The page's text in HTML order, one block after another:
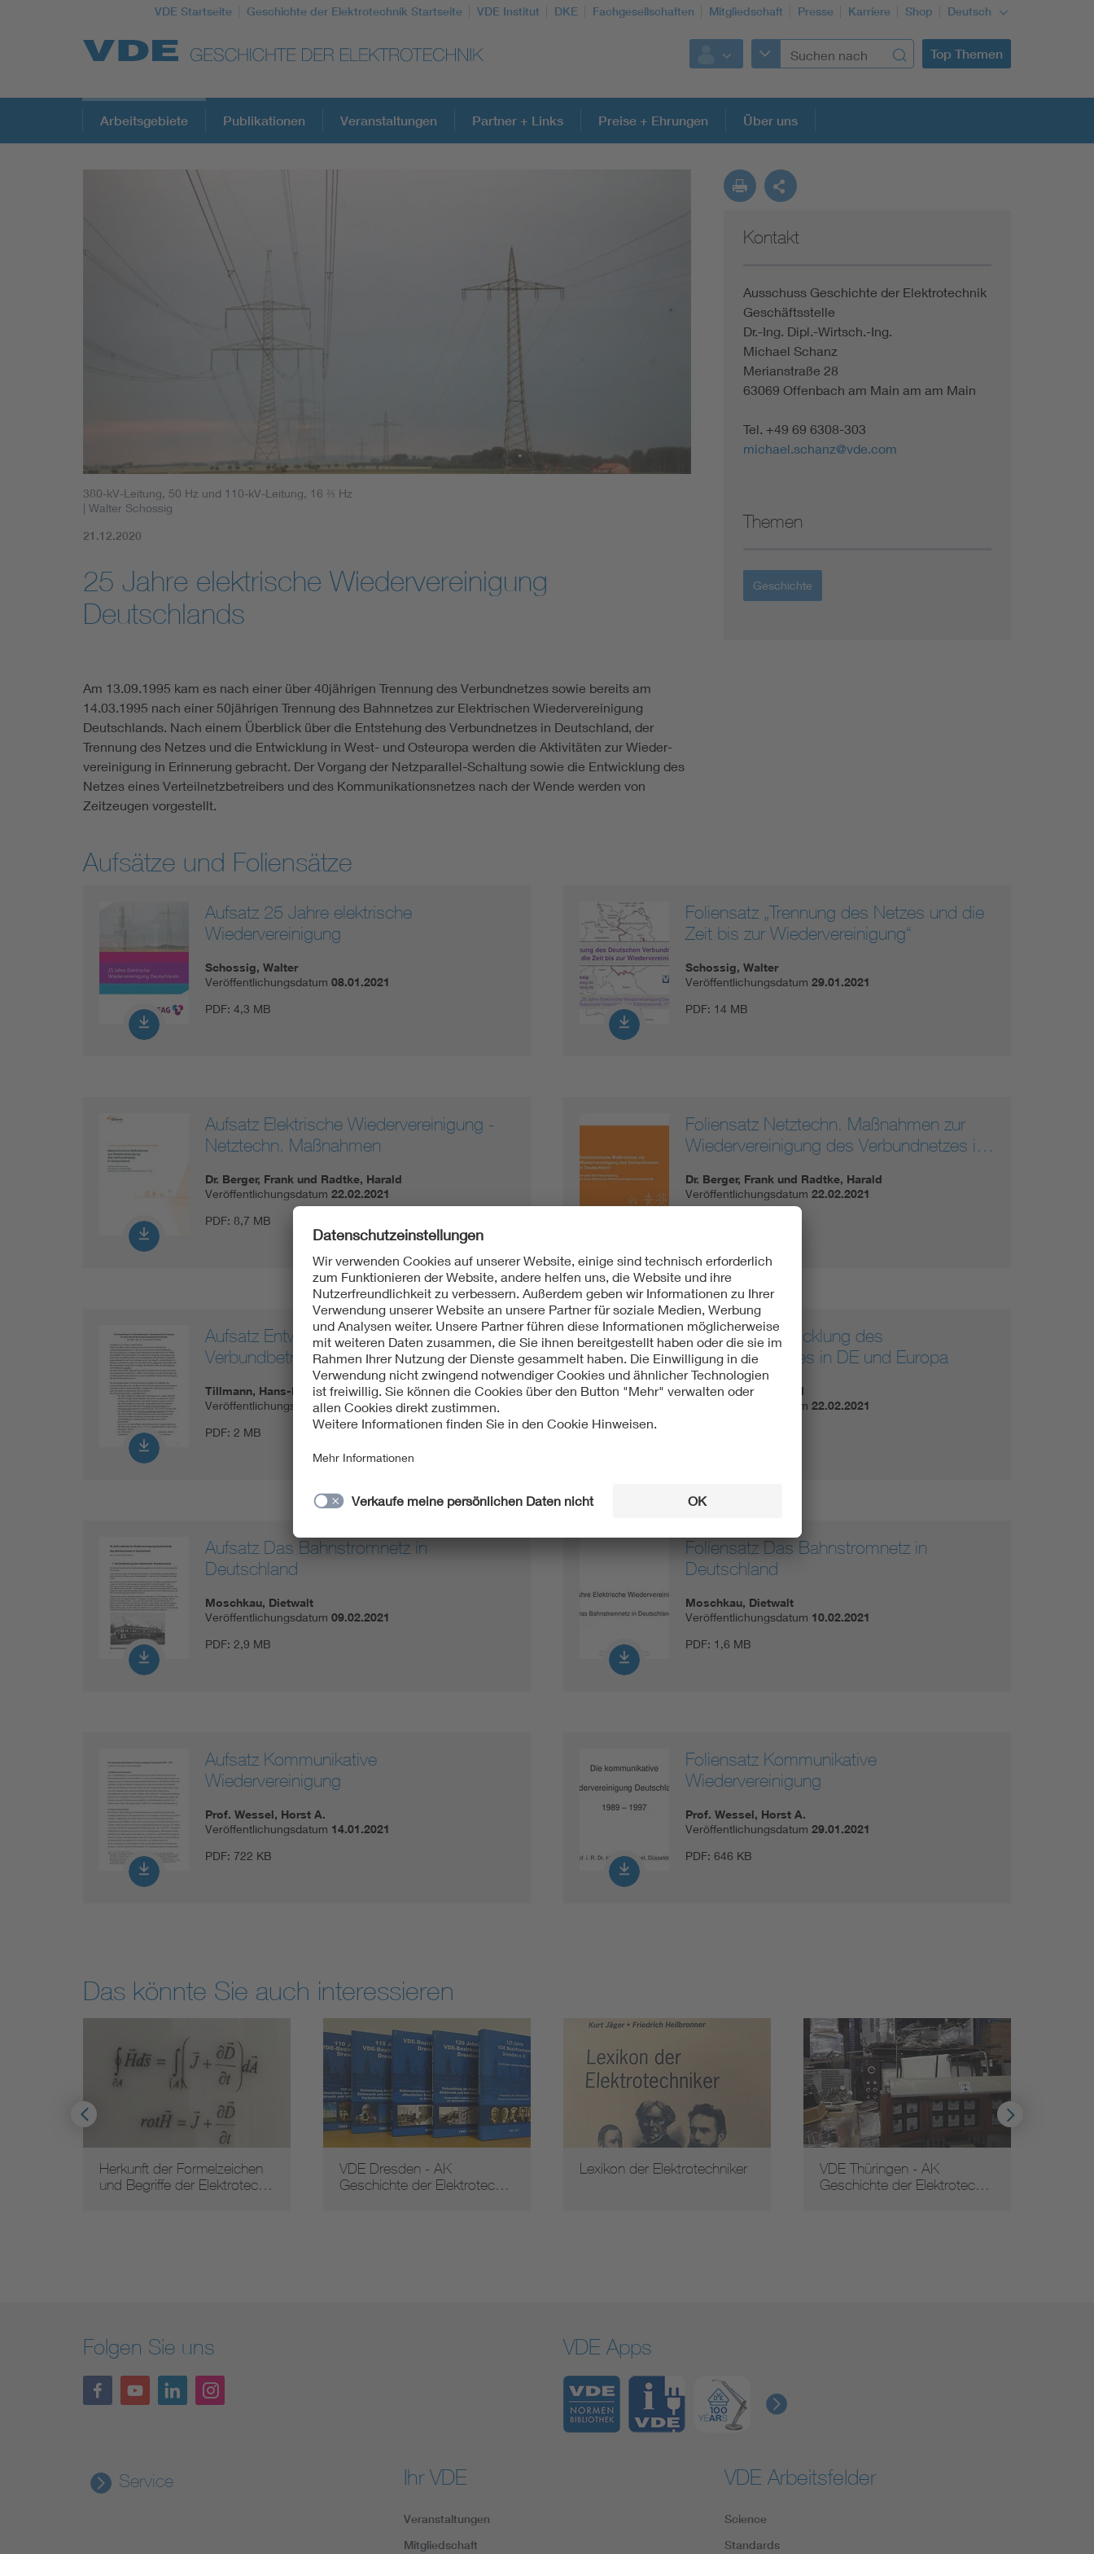
VDE Startseite Geschichte der Elektrotechnik Startseite VDE Institut DKE Fachgesellschaften Mitgliedschaft Presse Karriere Shop Deutsch
Top Themen
Top Themen
Weitere Themen
Arbeitsgebiete Publikationen Veranstaltungen Partner + Links Preise + Ehrungen Über uns
380-kV-Leitung, 50 Hz und 110-kV-Leitung, 16 ⅔ Hz
| Walter Schossig
21.12.2020
25 Jahre elektrische Wiedervereinigung
Deutschlands
Am 13.09.1995 kam es nach einer über 40jährigen Trennung des Verbundnetzes sowie bereits am
14.03.1995 nach einer 50jährigen Trennung des Bahnnetzes zur Elektrischen Wiedervereinigung
Deutschlands. Nach einem Überblick über die Entstehung des Verbundnetzes in Deutschland, der
Trennung des Netzes und die Entwicklung in West- und Osteuropa werden die Aktivitäten zur Wieder-
vereinigung in Erinnerung gebracht. Der Vorgang der Netzparallel-Schaltung sowie die Entwicklung des
Netzes eines Verteilnetzbetreibers und des Kommunikationsnetzes nach der Wende werden von
Zeitzeugen vorgestellt.
Kontakt
Ausschuss Geschichte der Elektrotechnik
Geschäftsstelle
Dr.-Ing. Dipl.-Wirtsch.-Ing.
Michael Schanz
Merianstraße 28
63069 Offenbach am Main am am Main
Tel. +49 69 6308-303
michael.schanz@vde.com
Themen
Geschichte
Aufsätze und Foliensätze
Aufsatz 25 Jahre elektrische
Wiedervereinigung
Schossig, Walter
Veröffentlichungsdatum 08.01.2021
PDF: 4,3 MB
Foliensatz „Trennung des Netzes und die
Zeit bis zur Wiedervereinigung“
Schossig, Walter
Veröffentlichungsdatum 29.01.2021
PDF: 14 MB
Aufsatz Elektrische Wiedervereinigung -
Netztechn. Maßnahmen
Dr. Berger, Frank und Radtke, Harald
Veröffentlichungsdatum 22.02.2021
PDF: 8,7 MB
Foliensatz Netztechn. Maßnahmen zur
Wiedervereinigung des Verbundnetzes i…
Dr. Berger, Frank und Radtke, Harald
Veröffentlichungsdatum 22.02.2021
Aufsatz Entwicklung des
Verbundbetriebes in DE und Europa
Tillmann, Hans-Bernd
Veröffentlichungsdatum23.02.2021
PDF: 2 MB
Foliensatz Entwicklung des
Verbundbetriebes in DE und Europa
Tillmann, Hans-Bernd
Veröffentlichungsdatum 22.02.2021
Aufsatz Das Bahnstromnetz in
Deutschland
Moschkau, Dietwalt
Veröffentlichungsdatum 09.02.2021
PDF: 2,9 MB
Foliensatz Das Bahnstromnetz in
Deutschland
Moschkau, Dietwalt
Veröffentlichungsdatum 10.02.2021
PDF: 1,6 MB
Aufsatz Kommunikative
Wiedervereinigung
Prof. Wessel, Horst A.
Veröffentlichungsdatum 14.01.2021
PDF: 722 KB
Foliensatz Kommunikative
Wiedervereinigung
Prof. Wessel, Horst A.
Veröffentlichungsdatum 29.01.2021
PDF: 646 KB
Das könnte Sie auch interessieren
Herkunft der Formelzeichen
und Begriffe der Elektrotec…
VDE Dresden - AK
Geschichte der Elektrotec…
Lexikon der Elektrotechniker
VDE Thüringen - AK
Geschichte der Elektrotec…
Folgen Sie uns VDE Apps
Service Ihr VDE
Veranstaltungen
Mitgliedschaft
VDE Arbeitsfelder
Science
Standards